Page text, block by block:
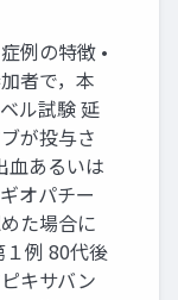
例の特徴 •
者で，本
ル試験 延
が投与さ
血あるいは
オパチー
た場合に
例 80代後
キサバン